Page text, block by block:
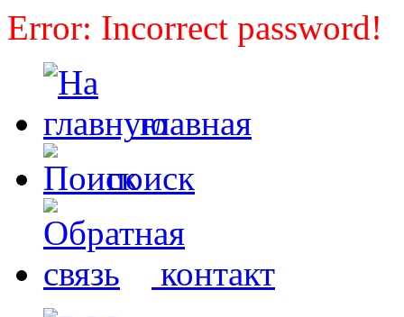
Error: Incorrect password!
главная
поиск
контакт